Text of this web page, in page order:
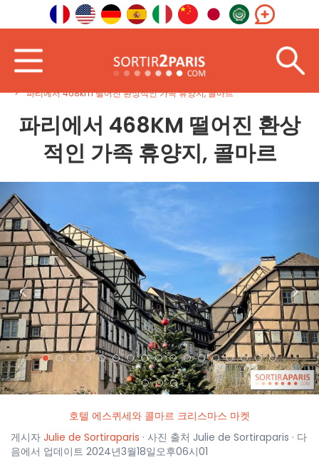
파리에서 468km 떨어진 환상적인 가족 휴양지, 콜마르
파리에서 468KM 떨어진 환상
적인 가족 휴양지, 콜마르
< >
호텔 에스퀴세와 콜마르 크리스마스 마켓
게시자 Julie de Sortiraparis · 사진 출처 Julie de Sortiraparis · 다
음에서 업데이트 2024년3월18일오후06시01